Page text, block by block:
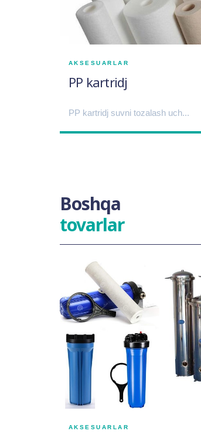
AKSESUARLAR
PP kartridj
PP kartridj suvni tozalash uch...
Boshqa
tovarlar
AKSESUARLAR